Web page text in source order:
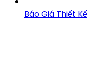
Báo Giá Thiết Kế